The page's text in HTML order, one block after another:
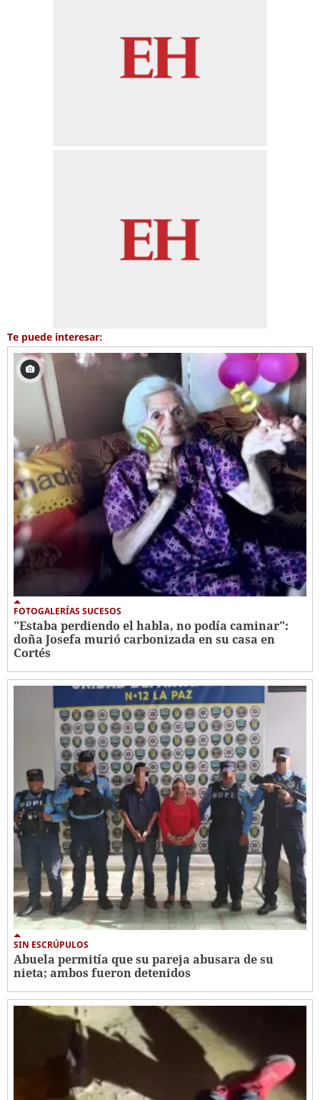
Te puede interesar:
FOTOGALERÍAS SUCESOS
"Estaba perdiendo el habla, no podía caminar":
doña Josefa murió carbonizada en su casa en
Cortés
SIN ESCRÚPULOS
Abuela permitía que su pareja abusara de su
nieta; ambos fueron detenidos